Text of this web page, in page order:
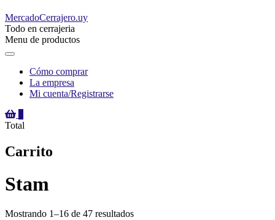
MercadoCerrajero.uy
Todo en cerrajeria
Menu de productos
Cómo comprar
La empresa
Mi cuenta/Registrarse
Total
Carrito
Stam
Mostrando 1–16 de 47 resultados